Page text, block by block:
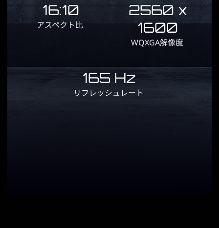
16:10
アスペクト比
2560 x
1600
WQXGA解像度
165 Hz
リフレッシュレート